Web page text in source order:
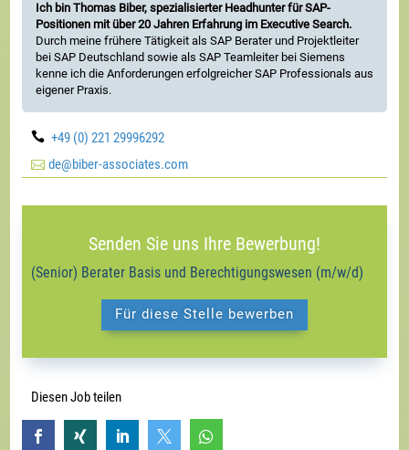
Ich bin Thomas Biber, spezialisierter Headhunter für SAP-
Positionen mit über 20 Jahren Erfahrung im Executive Search.
Durch meine frühere Tätigkeit als SAP Berater und Projektleiter
bei SAP Deutschland sowie als SAP Teamleiter bei Siemens
kenne ich die Anforderungen erfolgreicher SAP Professionals aus
eigener Praxis.
 +49 (0) 221 29996292
 de@biber-associates.com
Senden Sie uns Ihre Bewerbung!
(Senior) Berater Basis und Berechtigungswesen (m/w/d)
Für diese Stelle bewerben
Diesen Job teilen
    